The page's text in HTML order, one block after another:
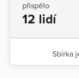
přispělo
12 lidí
Sbírka